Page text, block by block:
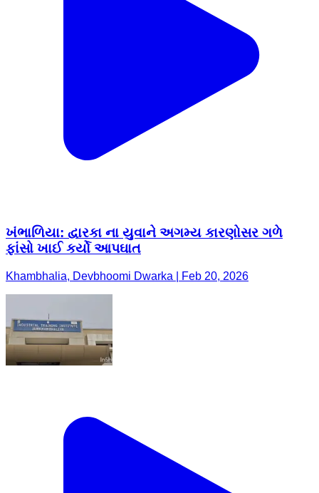
ખંભાળિયા: દ્વારકા ના યુવાને અગમ્ય કારણોસર ગળે
ફાંસો ખાઈ કર્યો આપઘાત
Khambhalia, Devbhoomi Dwarka | Feb 20, 2026